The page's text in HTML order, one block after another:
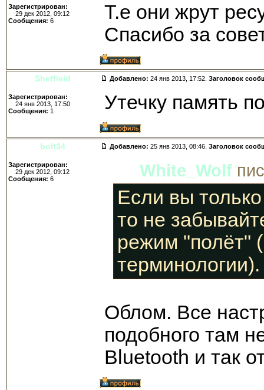
Зарегистрирован:
29 дек 2012, 09:12
Сообщения: 6
Т.е они жрут
Спасибо за
Sheffield Добавлено: 24 янв 2013, 17:52. Заголовок
Зарегистрирован:
24 янв 2013, 17:50
Сообщения: 1 Утечку память
bolt34 Добавлено: 25 янв 2013, 08:46. Заголовок
Зарегистрирован:
29 дек 2012, 09:12
Сообщения: 6 White_Wolf
Если вы
то не
режим "полёт"
терминологии).
Облом. Все
подобного там
Bluetooth и так